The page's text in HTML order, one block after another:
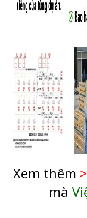
Xem thêm
mà